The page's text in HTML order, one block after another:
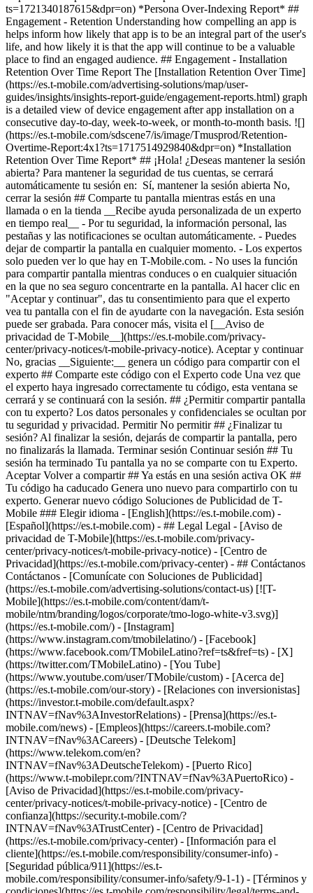
- ## Legal Legal - [Aviso de
privacidad de T-Mobile](https://es.t-mobile.com/privacy-
center/privacy-notices/t-mobile-privacy-notice) - [Centro de
Privacidad](https://es.t-mobile.com/privacy-center) - ## Contáctanos
Contáctanos - [Comunícate con Soluciones de Publicidad]
(https://es.t-mobile.com/advertising-solutions/contact-us) [![T-
Mobile](https://es.t-mobile.com/content/dam/t-
mobile/ntm/branding/logos/corporate/tmo-logo-white-v3.svg)]
(https://es.t-mobile.com/) - [Instagram]
(https://www.instagram.com/tmobilelatino/) - [Facebook]
(https://www.facebook.com/TMobileLatino?ref=ts&fref=ts) - [X]
(https://twitter.com/TMobileLatino) - [You Tube]
(https://www.youtube.com/user/TMobile/custom) - [Acerca de]
(https://es.t-mobile.com/our-story) - [Relaciones con inversionistas]
(https://investor.t-mobile.com/default.aspx?
INTNAV=fNav%3AInvestorRelations) - [Prensa](https://es.t-
mobile.com/news) - [Empleos](https://careers.t-mobile.com?
INTNAV=fNav%3ACareers) - [Deutsche Telekom]
(https://www.telekom.com/en?
INTNAV=fNav%3ADeutscheTelekom) - [Puerto Rico]
(https://www.t-mobilepr.com/?INTNAV=fNav%3APuertoRico) -
[Aviso de Privacidad](https://es.t-mobile.com/privacy-
center/privacy-notices/t-mobile-privacy-notice) - [Centro de
confianza](https://security.t-mobile.com/?
INTNAV=fNav%3ATrustCenter) - [Centro de Privacidad]
(https://es.t-mobile.com/privacy-center) - [Información para el
cliente](https://es.t-mobile.com/responsibility/consumer-info) -
[Seguridad pública/911](https://es.t-
mobile.com/responsibility/consumer-info/safety/9-1-1) - [Términos y